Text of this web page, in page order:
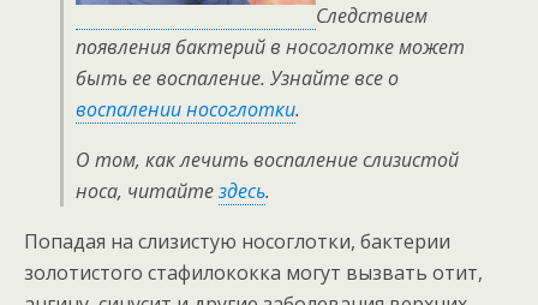
Следствием
появления бактерий в носоглотке может
быть ее воспаление. Узнайте все о
воспалении носоглотки.
О том, как лечить воспаление слизистой
носа, читайтездесь.
Попадая на слизистую носоглотки, бактерии
золотистого стафилококка могут вызвать отит,